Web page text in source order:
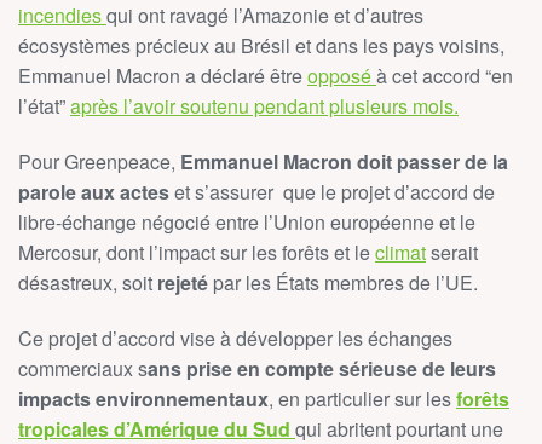
incendiesqui ont ravagé l’Amazonie et d’autres
écosystèmes précieux au Brésil et dans les pays voisins,
Emmanuel Macron a déclaré êtreopposéà cet accord “en
l’état”après l’avoir soutenu pendant plusieurs mois.
Pour Greenpeace, Emmanuel Macron doit passer de la
parole aux acteset s’assurer que le projet d’accord de
libre-échange négocié entre l’Union européenne et le
Mercosur, dont l’impact sur les forêts et leclimatserait
désastreux, soit rejeté par les États membres de l’UE.
Ce projet d’accord vise à développer les échanges
commerciaux sans prise en compte sérieuse de leurs
impacts environnementaux, en particulier sur lesforêts
tropicales d’Amérique du Sud qui abritent pourtant une